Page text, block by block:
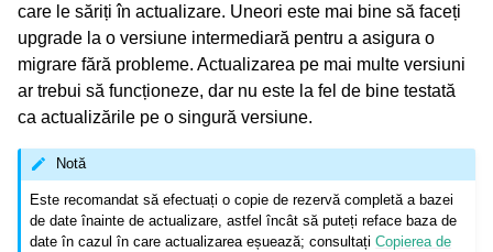
navigation of Instrucțiuni de configurare
care le săriți în actualizare. Uneori este mai bine să faceți
upgrade la o versiune intermediară pentru a asigura o
migrare fără probleme. Actualizarea pe mai multe versiuni
ar trebui să funcționeze, dar nu este la fel de bine testată
ca actualizările pe o singură versiune.
Notă
Este recomandat să efectuați o copie de rezervă completă a bazei
de date înainte de actualizare, astfel încât să puteți reface baza de
date în cazul în care actualizarea eșuează; consultațiCopierea de